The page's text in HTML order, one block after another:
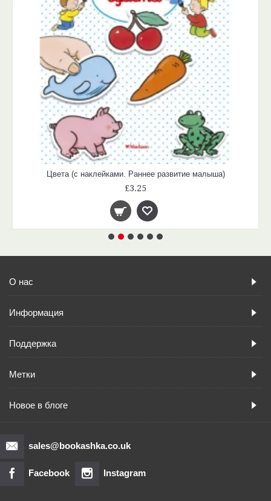
Цвета (с наклейками. Раннее развитие малыша)
£3.25
О нас
Информация
Поддержка
Метки
Новое в блоге
sales@bookashka.co.uk
Facebook Instagram